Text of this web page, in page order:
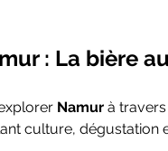
: La bière
Namur à travers
culture, dégustation